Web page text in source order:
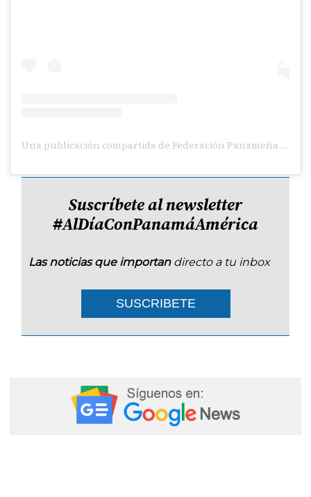
Una publicación compartida de Federación Panameña de Fútbol (@fepafut)
Suscríbete al newsletter
#AlDíaConPanamáAmérica
Las noticias que importan directo a tu inbox
SUSCRIBETE